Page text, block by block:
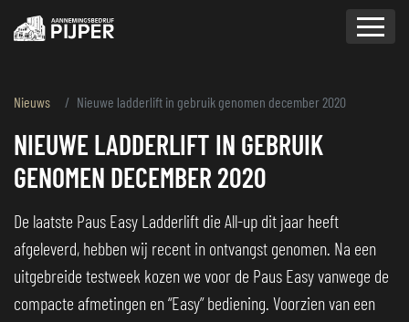
Nieuws Nieuwe ladderlift in gebruik genomen december 2020
NIEUWE LADDERLIFT IN GEBRUIK
GENOMEN DECEMBER 2020
De laatste Paus Easy Ladderlift die All-up dit jaar heeft
afgeleverd, hebben wij recent in ontvangst genomen. Na een
uitgebreide testweek kozen we voor de Paus Easy vanwege de
compacte afmetingen en “Easy” bediening. Voorzien van een